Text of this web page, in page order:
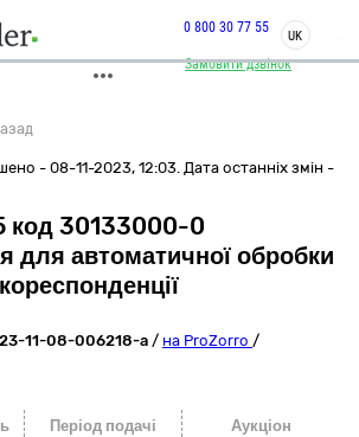
Замовити дзвінок
0 800 30 77 55
UK
- 08-11-2023, 12:03. Дата останніх змін -
код 30133000-0
для автоматичної обробки
11-08-006218-a / на ProZorro /
Період подачі
Аукціон